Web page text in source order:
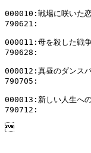
000010:戦場に咲いた
790621:
000011:母を殺した戦
790628:
000012:真昼のダンス
790705:
000013:新しい人生へ
